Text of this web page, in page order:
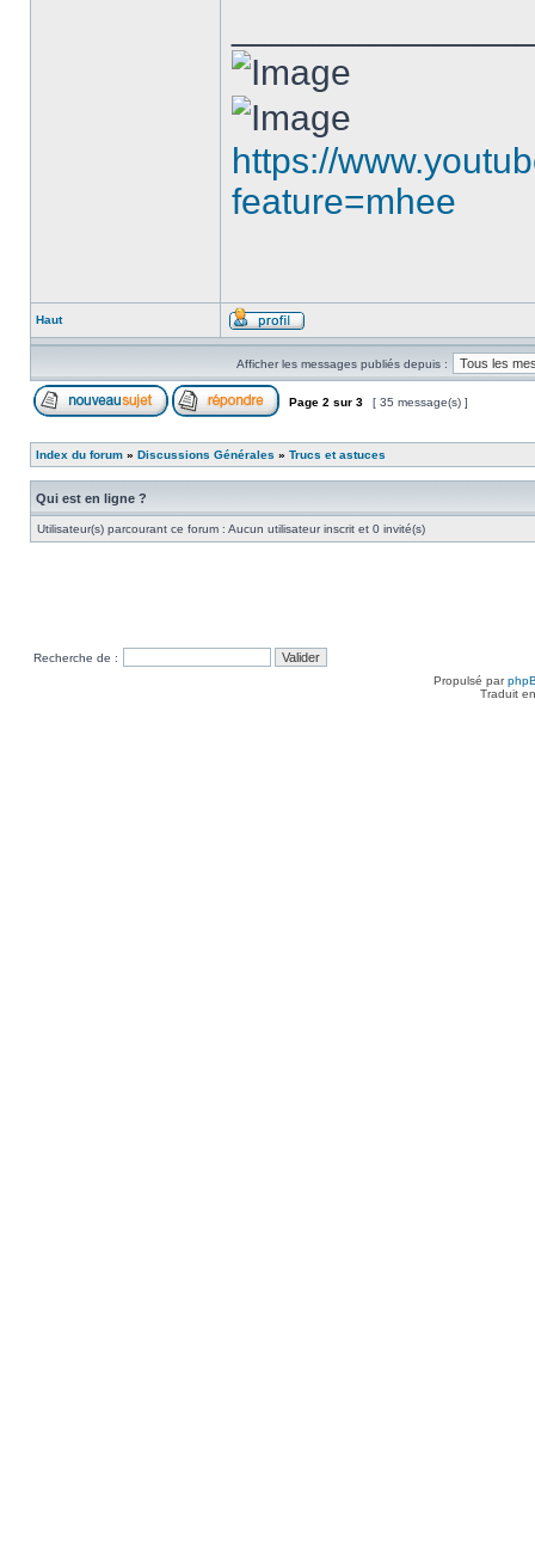
https://
feature=mhee
Haut
Afficher les messages publiés depuis :
Page 2 sur 3 [ 35 message(s) ]
Index du forum » Discussions Générales » Trucs et astuces
Qui est en ligne ?
Utilisateur(s) parcourant ce forum : Aucun utilisateur inscrit et 0 invité(s)
Recherche de :
Propulsé par
Traduit